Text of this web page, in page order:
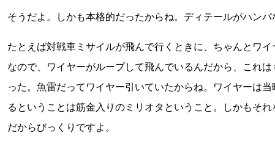
そうだよ。しかも本格的だったからね。ディテールがハンパ
たとえば対戦車ミサイルが飛んで行くときに、ちゃんとワ
なので、ワイヤーがループして飛んでいるんだから、これ
った。魚雷だってワイヤー引いていたからね。ワイヤーは
るということは筋金入りのミリオタということ。しかもそ
だからびっくりですよ。